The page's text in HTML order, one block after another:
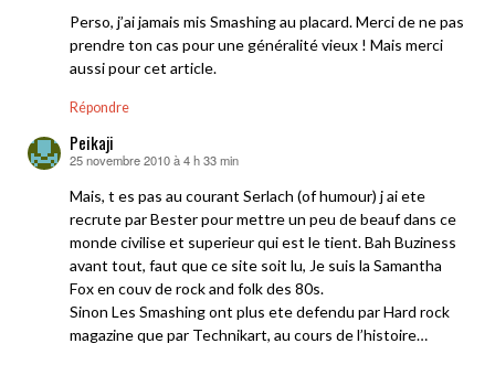
Perso, j’ai jamais mis Smashing au placard. Merci de ne pas
prendre ton cas pour une généralité vieux ! Mais merci
aussi pour cet article.
Répondre
Peikaji
dit :
25 novembre 2010 à 4 h 33 min
Mais, t es pas au courant Serlach (of humour) j ai ete
recrute par Bester pour mettre un peu de beauf dans ce
monde civilise et superieur qui est le tient. Bah Buziness
avant tout, faut que ce site soit lu, Je suis la Samantha
Fox en couv de rock and folk des 80s.
Sinon Les Smashing ont plus ete defendu par Hard rock
magazine que par Technikart, au cours de l’histoire…